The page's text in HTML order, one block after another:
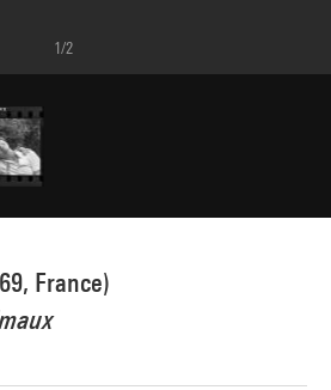
France)
1/2